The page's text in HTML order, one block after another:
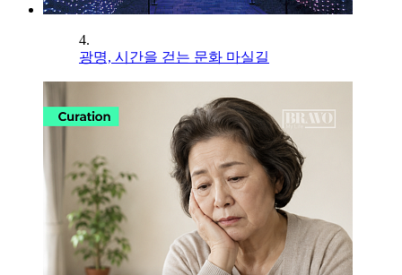
4.
광명, 시간을 걷는 문화 마실길